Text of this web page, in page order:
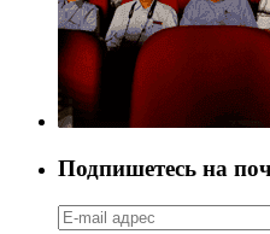
Подпишетесь на